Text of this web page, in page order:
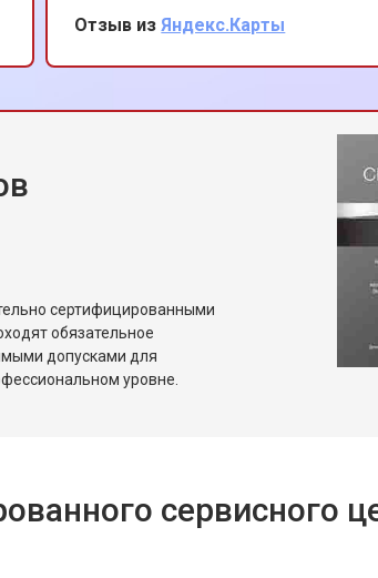
от 50
Kuppersbusch от 70
от 50
Kuppersbusch
общем мастер своего дела!
вам клиентов и спасибо огромное!
Отзыв изЯндекс.Карты
сертифицированными
обязательное
допусками для
уровне.
сервисного